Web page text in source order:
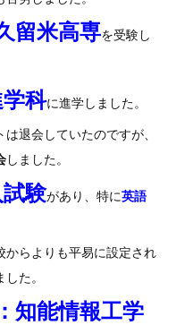
留米高専を受験し
科に進学しました。
退会していたのですが、
しました。
験があり、特に英語
からよりも平易に設定され
た。
知能情報工学